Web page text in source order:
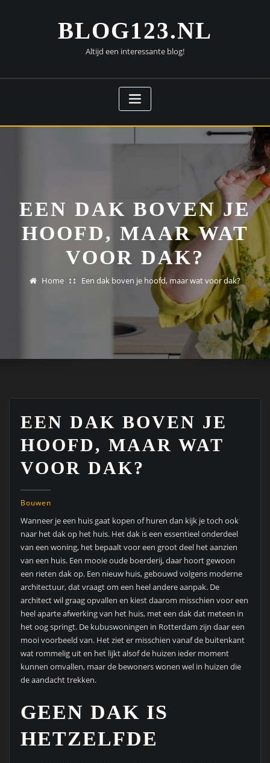
BLOG123.NL
Altijd een interessante blog!
EEN DAK BOVEN JE
HOOFD, MAAR WAT
VOOR DAK?
Home Een dak boven je hoofd, maar wat voor dak?
EEN DAK BOVEN JE
HOOFD, MAAR WAT
VOOR DAK?
Bouwen
Wanneer je een huis gaat kopen of huren dan kijk je toch ook
naar het dak op het huis. Het dak is een essentieel onderdeel
van een woning, het bepaalt voor een groot deel het aanzien
van een huis. Een mooie oude boerderij, daar hoort gewoon
een rieten dak op. Een nieuw huis, gebouwd volgens moderne
architectuur, dat vraagt om een heel andere aanpak. De
architect wil graag opvallen en kiest daarom misschien voor een
heel aparte afwerking van het huis, met een dak dat meteen in
het oog springt. De kubuswoningen in Rotterdam zijn daar een
mooi voorbeeld van. Het ziet er misschien vanaf de buitenkant
wat rommelig uit en het lijkt alsof de huizen ieder moment
kunnen omvallen, maar de bewoners wonen wel in huizen die
de aandacht trekken.
GEEN DAK IS
HETZELFDE